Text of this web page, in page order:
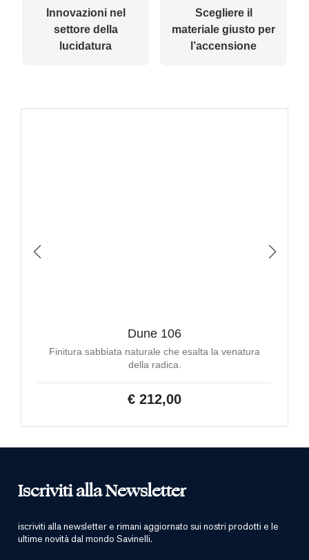
Innovazioni nel
settore della
lucidatura
Scegliere il
materiale giusto per
l’accensione
Dune 106
Finitura sabbiata naturale che esalta la venatura
della radica.
€ 212,00
Iscriviti alla Newsletter
iscriviti alla newsletter e rimani aggiornato sui nostri prodotti e le
ultime novità dal mondo Savinelli.